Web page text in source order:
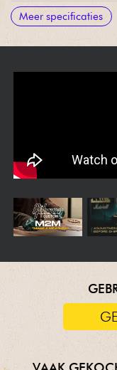
Radius 30.38 cm
Halsbreedte 1e fret
Breedte hals 12e fret
Gibson Custom
element brug
Gibson Custom
element voor hals 8.0k
1 volume per pickup,
keuzeschakelaar
CTS 500k
Papier-in-olie
Gibson ABR-1 brug
Gibson lichtgewicht
Kluson Single Line,
Nylon kam
Murphy Lab
Ultra Zware
Hete huidenlijm
Wordt geleverd met
Reissue 5-Latch
Aanbevolen
Meer specificaties